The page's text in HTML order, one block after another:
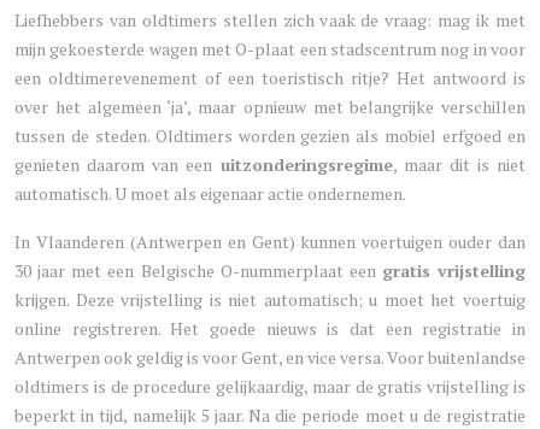
Liefhebbers van oldtimers stellen zich vaak de vraag: mag ik met
mijn gekoesterde wagen met O-plaat een stadscentrum nog in voor
een oldtimerevenement of een toeristisch ritje? Het antwoord is
over het algemeen ‘ja’, maar opnieuw met belangrijke verschillen
tussen de steden. Oldtimers worden gezien als mobiel erfgoed en
genieten daarom van een uitzonderingsregime, maar dit is niet
automatisch. U moet als eigenaar actie ondernemen.
In Vlaanderen (Antwerpen en Gent) kunnen voertuigen ouder dan
30 jaar met een Belgische O-nummerplaat een gratis vrijstelling
krijgen. Deze vrijstelling is niet automatisch; u moet het voertuig
online registreren. Het goede nieuws is dat een registratie in
Antwerpen ook geldig is voor Gent, en vice versa. Voor buitenlandse
oldtimers is de procedure gelijkaardig, maar de gratis vrijstelling is
beperkt in tijd, namelijk 5 jaar. Na die periode moet u de registratie